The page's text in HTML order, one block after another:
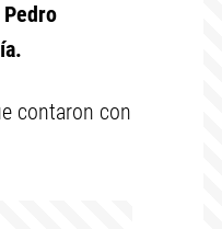
contaron con